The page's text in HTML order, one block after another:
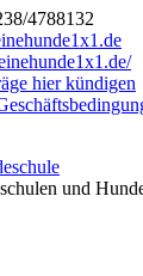
4788132
hier kündigen
und